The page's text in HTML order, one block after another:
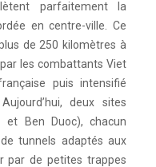
parfaitement la
en centre-ville. Ce
de 250 kilomètres à
les combattants Viet
puis intensifié
deux sites
et Ben Duoc), chacun
tunnels adaptés aux
par de petites trappes